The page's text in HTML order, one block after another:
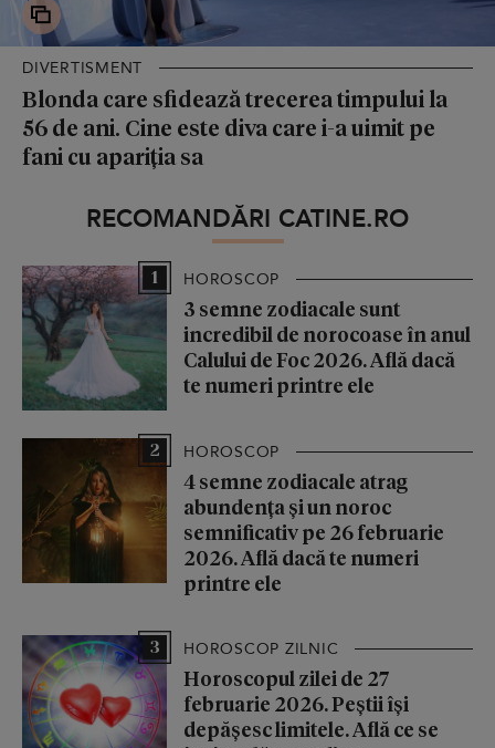
DIVERTISMENT
Blonda care sfidează trecerea timpului la
56 de ani. Cine este diva care i-a uimit pe
fani cu apariția sa
RECOMANDĂRI CATINE.RO
1 HOROSCOP
3 semne zodiacale sunt
incredibil de norocoase în anul
Calului de Foc 2026. Află dacă
te numeri printre ele
2 HOROSCOP
4 semne zodiacale atrag
abundența și un noroc
semnificativ pe 26 februarie
2026. Află dacă te numeri
printre ele
3 HOROSCOP ZILNIC
Horoscopul zilei de 27
februarie 2026. Peștii își
depășesc limitele. Află ce se